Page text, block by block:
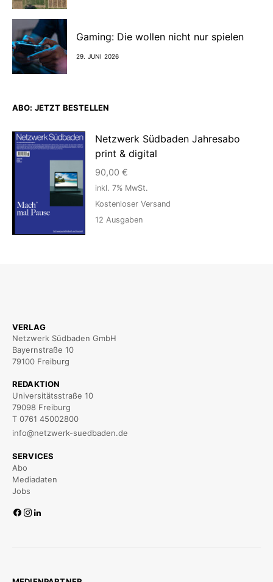
Gaming: Die wollen nicht nur spielen
29. JUNI 2026
ABO: JETZT BESTELLEN
Netzwerk Südbaden Jahresabo
print & digital
90,00 €
inkl. 7% MwSt.
Kostenloser Versand
12 Ausgaben
VERLAG
Netzwerk Südbaden GmbH
Bayernstraße 10
79100 Freiburg
REDAKTION
Universitätsstraße 10
79098 Freiburg
T 0761 45002800
info@netzwerk-suedbaden.de
SERVICES
Abo
Mediadaten
Jobs